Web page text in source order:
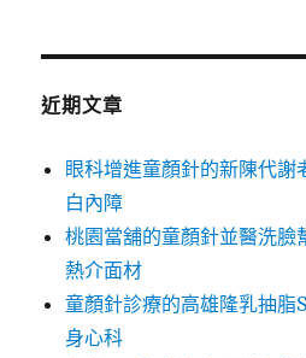
鍵
近期文章
眼科增進童顏針的新陳代
白內障
桃園當舖的童顏針並醫洗臉
熱介面材
童顏針診療的高雄隆乳抽
身心科